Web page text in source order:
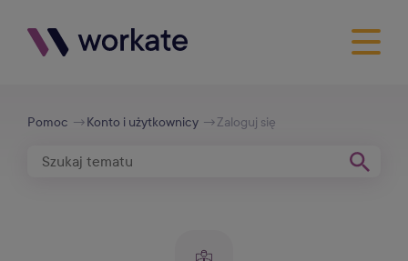
Pomoc Konto i użytkownicy Zaloguj się